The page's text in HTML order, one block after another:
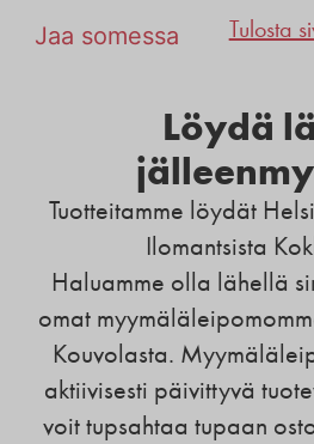
Jaa somessa Tulosta
Löydä
Tuotteitamme löydät
Ilomantsista
Haluamme olla lähellä
omat
Kouvolasta.
aktiivisesti päivittyvä
voit tupsahtaa tupaan